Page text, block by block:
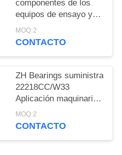
componentes de los
equipos de ensayo y
ensayo de la industria
de la construcción
MOQ:2
CONTACTO
ZH Bearings suministra
22218CC/W33
Aplicación maquinaria,
etc.
MOQ:2
CONTACTO